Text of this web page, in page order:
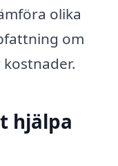
olika
om
hjälpa